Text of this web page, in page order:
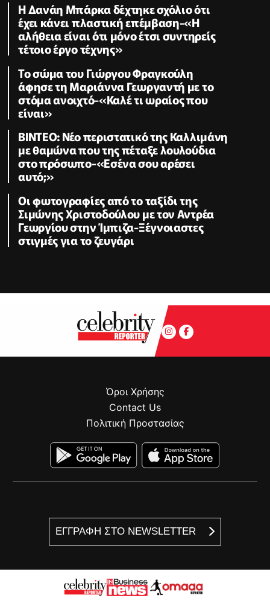
Η Δανάη Μπάρκα δέχτηκε σχόλιο ότι
έχει κάνει πλαστική επέμβαση-«Η
αλήθεια είναι ότι μόνο έτσι συντηρείς
τέτοιο έργο τέχνης»
Το σώμα του Γιώργου Φραγκούλη
άφησε τη Μαριάννα Γεωργαντή με το
στόμα ανοιχτό-«Καλέ τι ωραίος που
είναι»
BINTEO: Νέο περιστατικό της Καλλιμάνη
με θαμώνα που της πέταξε λουλούδια
στο πρόσωπο-«Εσένα σου αρέσει
αυτό;»
Οι φωτογραφίες από το ταξίδι της
Σιμώνης Χριστοδούλου με τον Αντρέα
Γεωργίου στην Ίμπιζα-Ξέγνοιαστες
στιγμές για το ζευγάρι
ΕΓΓΡΑΦΗ ΣΤΟ NEWSLETTER
Όροι Χρήσης
Contact Us
Πολιτική Προστασίας